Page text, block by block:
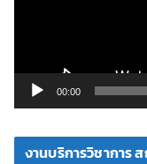
ดี
00:00
งานบริการวิชาการ